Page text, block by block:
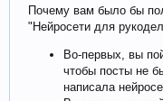
Почему вам было бы
"Нейросети для
Во-первых, вы
чтобы посты не
написала